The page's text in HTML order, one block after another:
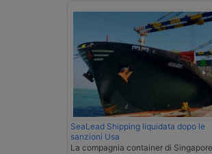
SeaLead Shipping liquidata dopo le
sanzioni Usa
La compagnia container di Singapore